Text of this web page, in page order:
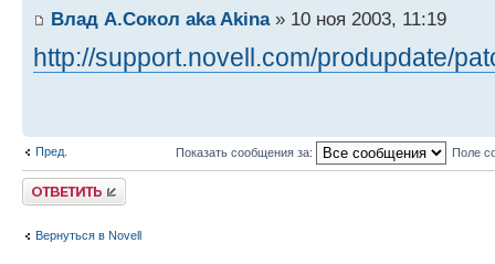
Влад А.Сокол aka Akina» 10 ноя 2003, 11:19
http://support.novell.com/produpdate/
Пред. Показать сообщения за: Поле
Ответить
Вернуться в Novell